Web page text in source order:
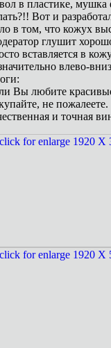
в пластике, мушка
Вот и
в том, что кожух
глушит
вставляется в
влево-
Вы любите
не
и точная